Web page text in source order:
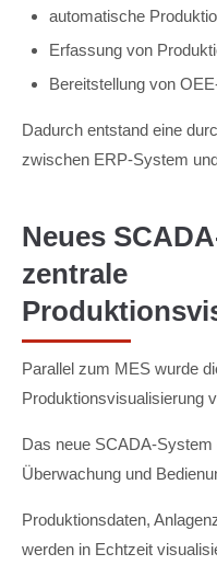
automatische
Erfassung von
Bereitstellung von
Dadurch entstand eine
zwischen ERP-System
Neues
zentrale
Parallel zum MES wurde
Produktionsvisualisierung
Das neue SCADA-
Überwachung und
Produktionsdaten,
werden in Echtzeit